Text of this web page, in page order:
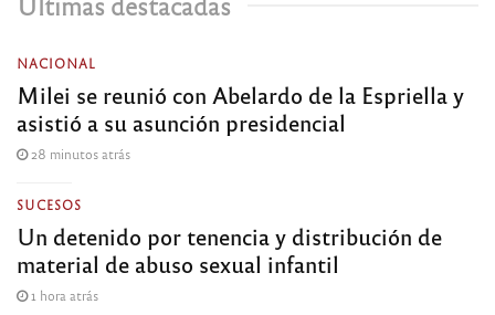
NACIONAL
Milei se reunió con Abelardo de la Espriella y
asistió a su asunción presidencial
28 minutos atrás
SUCESOS
Un detenido por tenencia y distribución de
material de abuso sexual infantil
1 hora atrás